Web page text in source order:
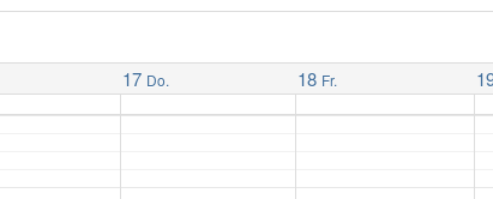
17 Do. 18 Fr.